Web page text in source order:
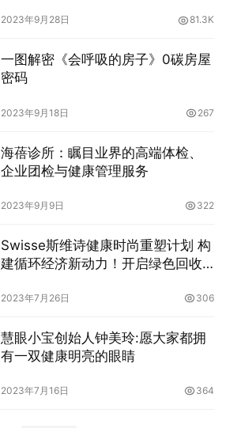
2023年9月28日 81.3K
一图解密《会呼吸的房子》0碳房屋
密码
2023年9月18日 267
海蓓诊所：瞩目业界的高端体检、
企业团检与健康管理服务
2023年9月9日 322
Swisse斯维诗健康时尚重塑计划 构
建循环经济新动力！开启绿色回收
2023年7月26日 306
慧眼小宝创始人钟美玲:愿大家都拥
有一双健康明亮的眼睛
2023年7月16日 364